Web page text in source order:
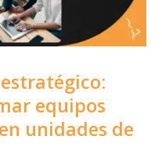
equipos
unidades de